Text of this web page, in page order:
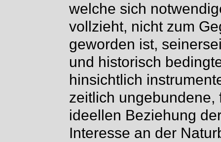
welche sich
vollzieht, nicht zum
geworden ist,
und historisch
hinsichtlich
zeitlich
ideellen Beziehung
Interesse an der